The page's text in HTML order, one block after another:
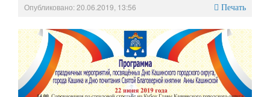
Опубликовано: 20.06.2019, 13:56 Печать